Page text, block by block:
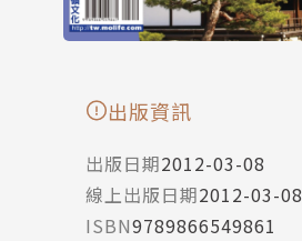
出版資訊
出版日期2012-03-08
線上出版日期2012-03-08
ISBN9789866549861